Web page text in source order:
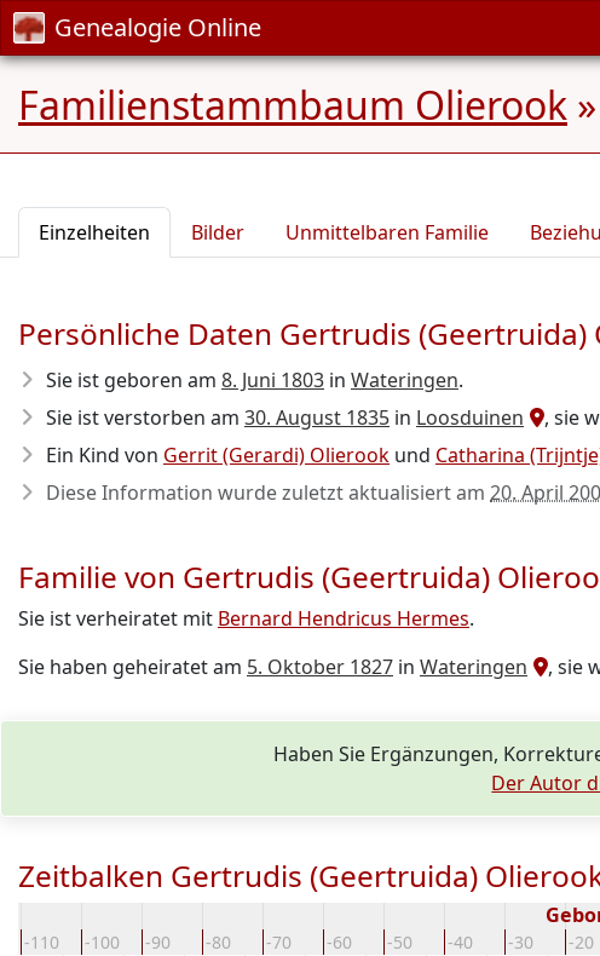
Genealogie Online
Familienstammbaum Olierook »
Einzelheiten Bilder Unmittelbaren Familie
Persönliche Daten Gertrudis (Geertruida)
Sie ist geboren am 8. Juni 1803 in Wateringen.
Sie ist verstorben am 30. August 1835 in Loosduinen
, sie
Ein Kind von Gerrit (Gerardi) Olierook und Catharina
Diese Information wurde zuletzt aktualisiert am 20. April
Familie von Gertrudis (Geertruida)
Sie ist verheiratet mit Bernard Hendricus Hermes.
Sie haben geheiratet am 5. Oktober 1827 in Wateringen , sie
Haben Sie Ergänzungen,
Der Autor
Zeitbalken Gertrudis (Geertruida)
-110 -100 -90 -80 -70 -60 -50 -40 -30 -20